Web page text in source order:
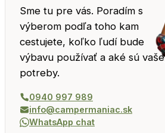
Sme tu pre vás. Poradím s
výberom podľa toho kam
cestujete, koľko ľudí bude
výbavu používať a aké sú vaše
potreby.
0940 997 989
info@campermaniac.sk
WhatsApp chat